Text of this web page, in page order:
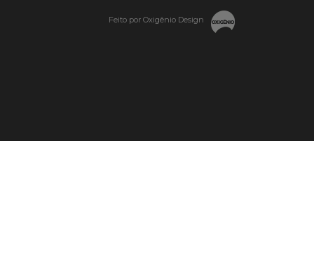
Feito por Oxigênio Design